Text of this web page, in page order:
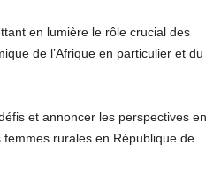
en lumière le rôle crucial des
de l’Afrique en particulier et du
et annoncer les perspectives en
femmes rurales en République de